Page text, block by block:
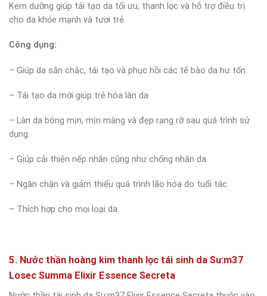
Kem dưỡng giúp tái tạo da tối ưu, thanh lọc và hỗ trợ điều trị
cho da khỏe mạnh và tươi trẻ.
Công dụng:
– Giúp da săn chắc, tái tạo và phục hồi các tế bào da hư tổn.
– Tái tạo da mới giúp trẻ hóa làn da.
– Làn da bóng mịn, mịn màng và đẹp rạng rỡ sau quá trình sử
dụng.
– Giúp cải thiện nếp nhăn cũng như chống nhăn da.
– Ngăn chặn và giảm thiểu quá trình lão hóa do tuổi tác.
– Thích hợp cho mọi loại da.
5. Nước thần hoàng kim thanh lọc tái sinh da Su:m37
Losec Summa Elixir Essence Secreta